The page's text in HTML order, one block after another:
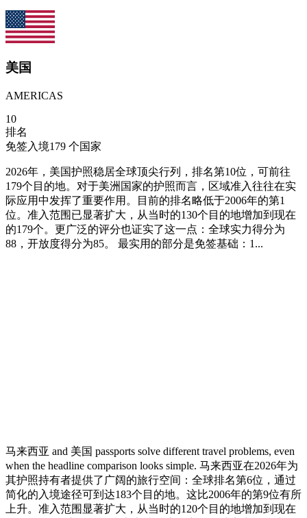
美国
AMERICAS
10
排名
免签入境179 个国家
2026年，美国护照稳居全球顶尖行列，排名第10位，可前往
179个目的地。对于美洲国家的护照而言，区域准入往往在实
际应用中发挥了重要作用。目前的排名略低于2006年的第1
位。准入范围已显著扩大，从当时的130个目的地增加到现在
的179个。更广泛的评分也证实了这一点：全球实力得分为
88，开放度得分为85。 最实用的部分是免签基础：1...
马来西亚 and 美国 passports solve different travel problems, even
when the headline comparison looks simple. 马来西亚在2026年为
其护照持有者提供了广阔的旅行空间：全球排名第6位，通过
简化的入境途径可到达183个目的地。这比2006年的第9位有所
上升。准入范围显著扩大，从当时的120个目的地增加到现在